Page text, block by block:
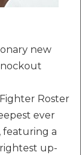
new
Roster
ever
featuring a
up-